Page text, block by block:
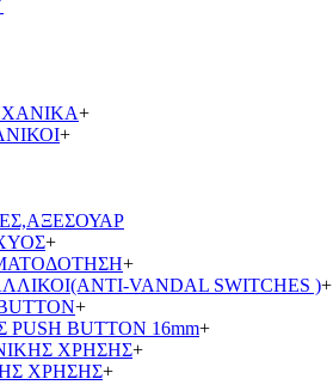
+
+
+
+
VANDAL SWITCHES )+
+
BUTTON 16mm+
ΧΡΗΣΗΣ+
ΧΡΗΣΗΣ+